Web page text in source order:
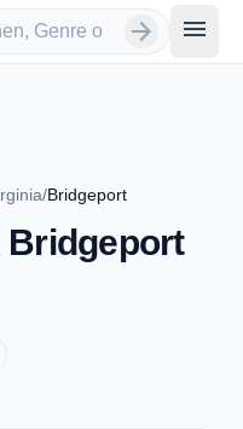
arrow_forward menu
/Bridgeport
Bridgeport